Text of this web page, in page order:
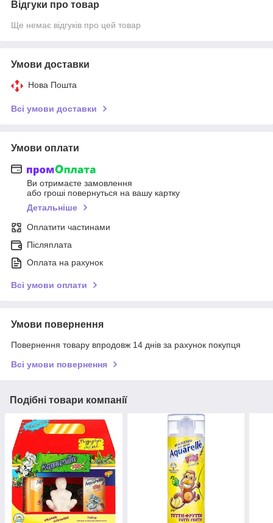
Відгуки про товар
Ще немає відгуків про цей товар
Умови доставки
Нова Пошта
Всі умови доставки
Умови оплати
Ви отримаєте замовлення
або гроші повернуться на вашу картку
Детальніше
Оплатити частинами
Післяплата
Оплата на рахунок
Всі умови оплати
Умови повернення
Повернення товару впродовж 14 днів за рахунок покупця
Всі умови повернення
Подібні товари компанії